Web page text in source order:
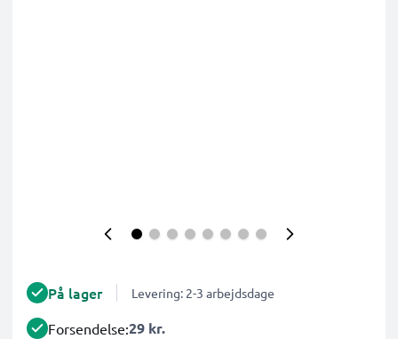
På lager Levering: 2-3 arbejdsdage
Forsendelse:29 kr.